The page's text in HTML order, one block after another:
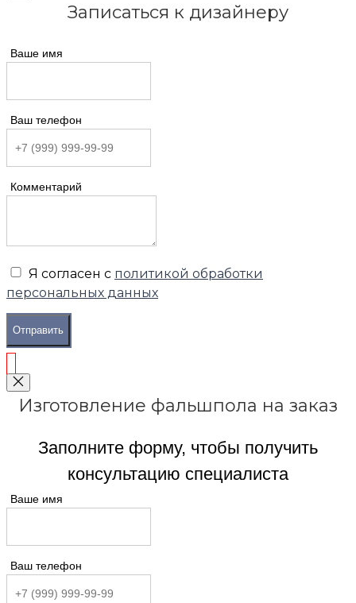
Записаться к дизайнеру
Ваше имя
Ваш телефон
Комментарий
Я согласен с политикой обработки
персональных данных
Отправить
Изготовление фальшпола на заказ
Заполните форму, чтобы получить
консультацию специалиста
Ваше имя
Ваш телефон